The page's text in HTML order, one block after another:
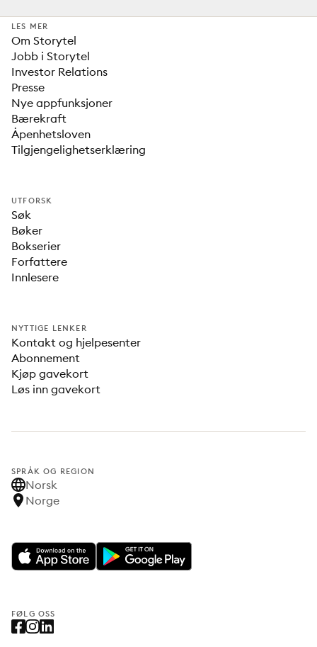
LES MER
Om Storytel
Jobb i Storytel
Investor Relations
Presse
Nye appfunksjoner
Bærekraft
Åpenhetsloven
Tilgjengelighetserklæring
UTFORSK
Søk
Bøker
Bokserier
Forfattere
Innlesere
NYTTIGE LENKER
Kontakt og hjelpesenter
Abonnement
Kjøp gavekort
Løs inn gavekort
SPRÅK OG REGION
Norsk
Norge
FØLG OSS